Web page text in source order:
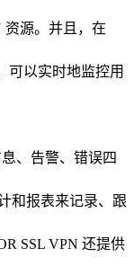
资源。并且，在
可以实时地监控用
、告警、错误四
和报表来记录、跟
SSL VPN 还提供